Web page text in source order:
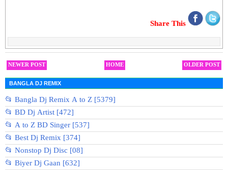
Share This
NEWER POST OLDER POST
HOME
BANGLA DJ REMIX
📂 Bangla Dj Remix A to Z [5379]
📂 BD Dj Artist [472]
📂 A to Z BD Singer [537]
📂 Best Dj Remix [374]
📂 Nonstop Dj Disc [08]
📂 Biyer Dj Gaan [632]